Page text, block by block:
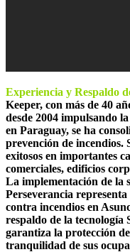
Experiencia y Respaldo
Keeper, con más de 40
desde 2004 impulsando
en Paraguay, se ha
prevención de incendios.
exitosos en importantes
comerciales, edificios
La implementación de la
Perseverancia
contra incendios en
respaldo de la tecnología
garantiza la protección
tranquilidad de sus